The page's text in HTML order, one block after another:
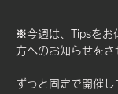
※今週は、Tipsをお
方へのお知らせをさ
ずっと固定で開催